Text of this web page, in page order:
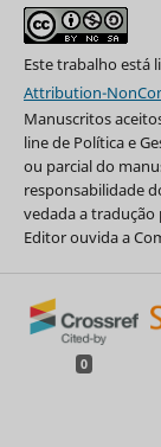
Este trabalho está
Attribution-
Manuscritos
line de Política e
ou parcial do
responsabilidade
vedada a
Editor ouvida a
0